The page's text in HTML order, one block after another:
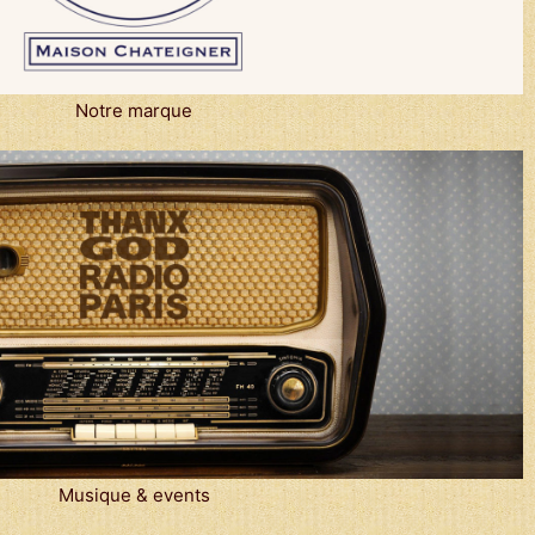
Notre marque
Musique & events